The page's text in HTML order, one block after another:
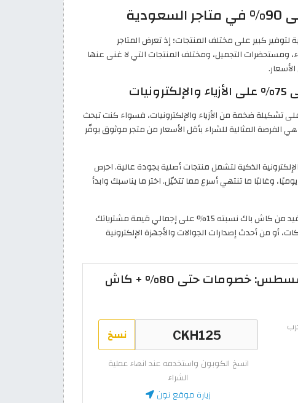
لتمنحك فرصة حقيقية لتوفير كبير على مختلف المنتجات؛ إذ تعرض المتاجر
والأزياء، ومستحضرات التجميل، ومختلف المنتجات التي لا غنى عنها
نون موسمًا فريدًا من التخفيضات يصل إلى 75% على تشكيلة ضخمة من الأزياء والإلكترونيات، فسواء كنت تبحث
المثالية للشراء بأقل الأسعار من متجر موثوق يوفّر
الذكية لتشمل منتجات أصلية بجودة عالية. احرص
وغالبًا ما تنتهي أسرع مما تتخيّل. اختر ما يناسبك وابدأ
لتستفيد من كاش باك نسبته 15% على إجمالي قيمة مشترياتك
أو من أحدث إصدارات الجوالات والأجهزة الإلكترونية
أقوى كود خصم نون أغسطس: خصومات حتى 80% + كاش
نسخ
انسخ الكوبون واستخدمه عند انهاء عملية
الشراء
زيارة موقع نون